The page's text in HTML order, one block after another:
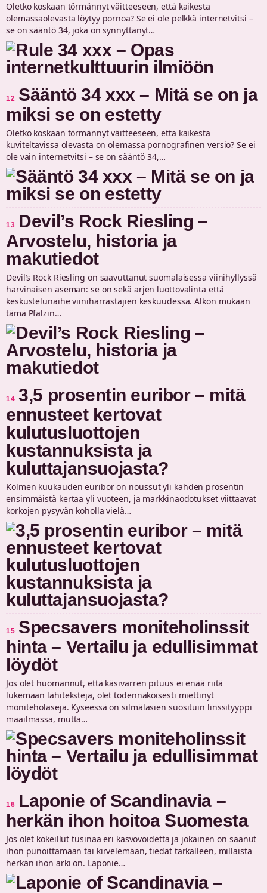
Oletko koskaan törmännyt väitteeseen, että kaikesta
olemassaolevasta löytyy pornoa? Se ei ole pelkkä internetvitsi –
se on sääntö 34, joka on synnyttänyt…
12 Sääntö 34 xxx – Mitä se on ja
miksi se on estetty
Oletko koskaan törmännyt väitteeseen, että kaikesta
kuviteltavissa olevasta on olemassa pornografinen versio? Se ei
ole vain internetvitsi – se on sääntö 34,…
13 Devil’s Rock Riesling –
Arvostelu, historia ja
makutiedot
Devil’s Rock Riesling on saavuttanut suomalaisessa viinihyllyssä
harvinaisen aseman: se on sekä arjen luottovalinta että
keskustelunaihe viiniharrastajien keskuudessa. Alkon mukaan
tämä Pfalzin…
14 3,5 prosentin euribor – mitä
ennusteet kertovat
kulutusluottojen
kustannuksista ja
kuluttajansuojasta?
Kolmen kuukauden euribor on noussut yli kahden prosentin
ensimmäistä kertaa yli vuoteen, ja markkinaodotukset viittaavat
korkojen pysyvän koholla vielä…
15 Specsavers moniteholinssit
hinta – Vertailu ja edullisimmat
löydöt
Jos olet huomannut, että käsivarren pituus ei enää riitä
lukemaan lähitekstejä, olet todennäköisesti miettinyt
moniteholaseja. Kyseessä on silmälasien suosituin linssityyppi
maailmassa, mutta…
16 Laponie of Scandinavia –
herkän ihon hoitoa Suomesta
Jos olet kokeillut tusinaa eri kasvovoidetta ja jokainen on saanut
ihon punoittamaan tai kirvelemään, tiedät tarkalleen, millaista
herkän ihon arki on. Laponie…